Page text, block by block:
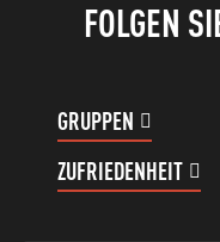
FOLGEN
GRUPPEN
ZUFRIEDENHEIT